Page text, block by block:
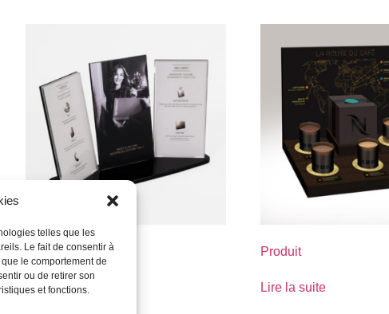
telles que les
Le fait de consentir à
le comportement de
ou de retirer son
et fonctions.
Produit
Lire la suite
Produit
Lire la suite